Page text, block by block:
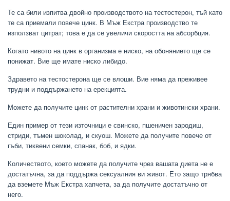
Те са били изпитва двойно производството на тестостерон, тъй като
те са приемали повече цинк. В Мъж Екстра производство те
използват цитрат; това е да се увеличи скоростта на абсорбция.
Когато нивото на цинк в организма е ниско, на обонянието ще се
понижат. Вие ще имате ниско либидо.
Здравето на тестостерона ще се влоши. Вие няма да преживее
трудни и поддържането на ерекцията.
Можете да получите цинк от растителни храни и животински храни.
Един пример от тези източници е свинско, пшеничен зародиш,
стриди, тъмен шоколад, и скуош. Можете да получите повече от
гъби, тиквени семки, спанак, боб, и ядки.
Количеството, което можете да получите чрез вашата диета не е
достатъчна, за да поддържа сексуалния ви живот. Ето защо трябва
да вземете Мъж Екстра хапчета, за да получите достатъчно от
него.